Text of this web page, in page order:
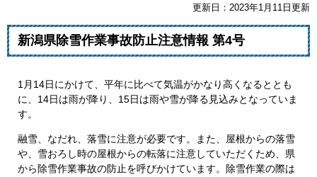
更新日：2023年1月11日更新
新潟県除雪作業事故防止注意情報 第4号
1月14日にかけて、平年に比べて気温がかなり高くなるととも
に、14日は雨が降り、15日は雨や雪が降る見込みとなっていま
す。
融雪、なだれ、落雪に注意が必要です。また、屋根からの落雪
や、雪おろし時の屋根からの転落に注意していただくため、県
から除雪作業事故の防止を呼びかけています。除雪作業の際は